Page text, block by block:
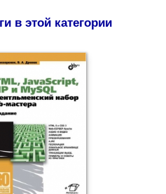
в этой категории